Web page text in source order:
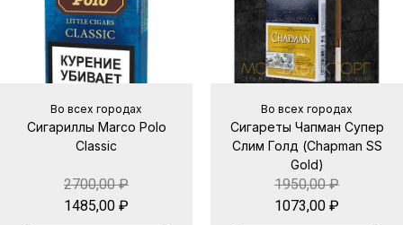
Во всех городах
Сигариллы Marco Polo
Classic
2700,00₽
1485,00 ₽
Во всех городах
Сигареты Чапман Супер
Слим Голд (Chapman SS
Gold)
1950,00₽
1073,00 ₽